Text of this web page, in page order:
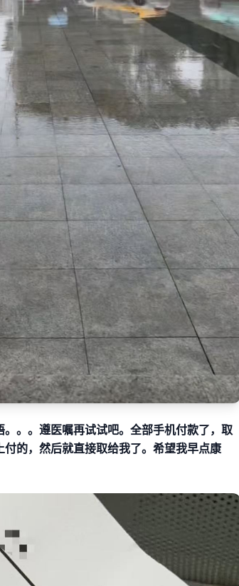
。。遵医嘱再试试吧。全部手机付款了，取
的，然后就直接取给我了。希望我早点康